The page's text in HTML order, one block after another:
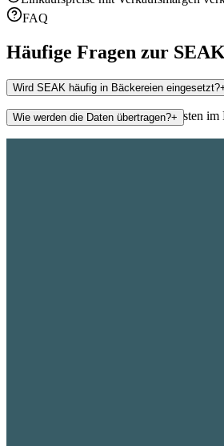
FAQ
Häufige Fragen zur
Wird SEAK häufig in Bäckereien eingesetzt?
SEAK findet man häufig bei Filialisten im
Wie werden die Daten übertragen?+